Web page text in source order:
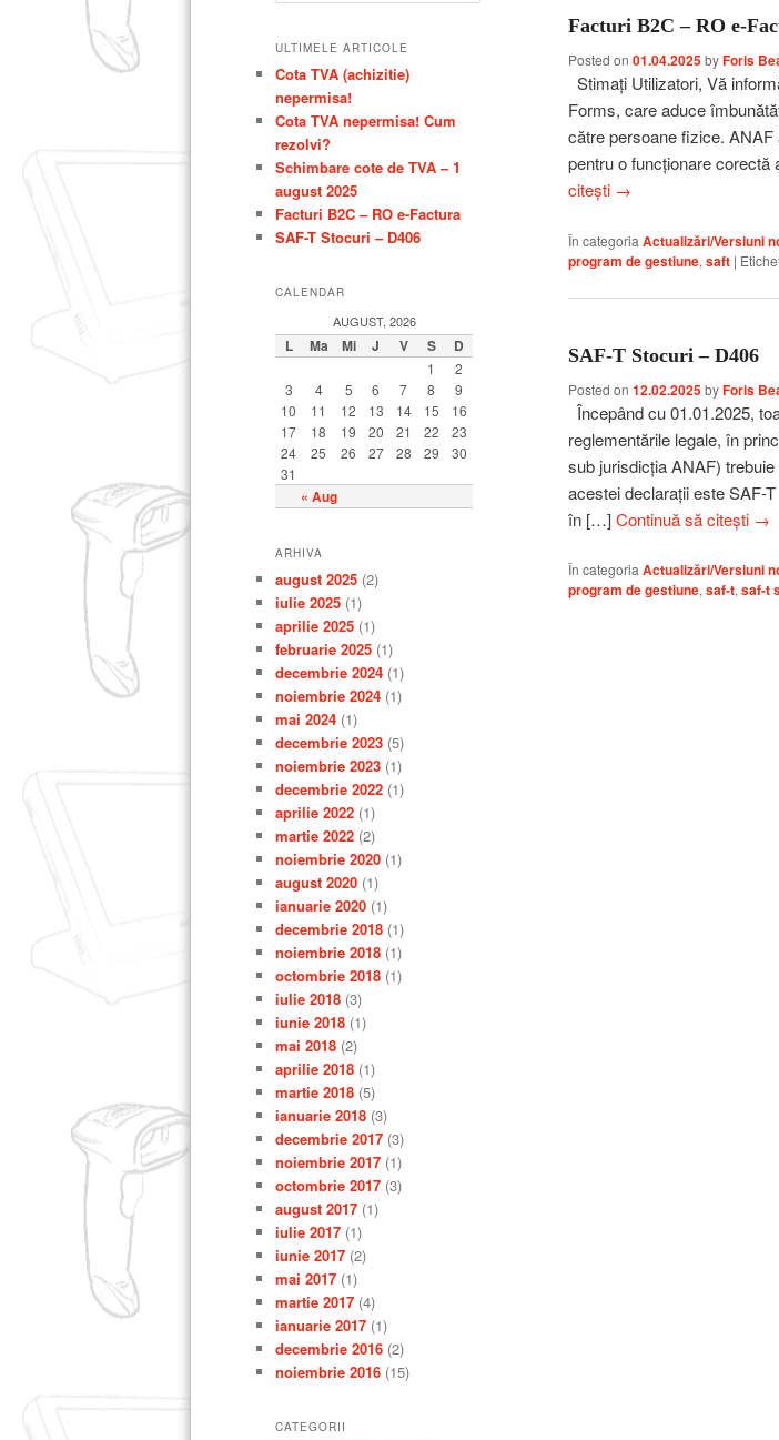
principal
secundar
Facturi B2C – RO e-
Posted on 01.04.2025byForis
Stimați Utilizatori, Vă
Forms, care aduce
către persoane fizice.
pentru o funcționare
citești →
În categoria Actualizări/Versiuni
program de gestiune, saft |
SAF-T Stocuri – D406
Posted on 12.02.2025byForis
Începând cu 01.01.2025,
reglementările legale, în
sub jurisdicția ANAF)
acestei declarații este SAF-
în […]Continuă să citești →
În categoria Actualizări/Versiuni
program de gestiune, saf-t, saf-t
tULTIMELE ARTICOLE
Cota TVA (achizitie)
nepermisa!
Cota TVA nepermisa! Cum
rezolvi?
Schimbare cote de TVA – 1
august 2025
Facturi B2C – RO e-Factura
SAF-T Stocuri – D406
CALENDAR
AUGUST, 2026
L Ma Mi J V S D
« Aug
1
2
3
4 5 6 7 8
9
10
11 12 13 14 15
16
17
18 19 20 21 22
23
24
25 26 27 28 29
30
31
ARHIVA
august 2025 (2)
iulie 2025 (1)
aprilie 2025 (1)
februarie 2025 (1)
decembrie 2024 (1)
noiembrie 2024 (1)
mai 2024 (1)
decembrie 2023 (5)
noiembrie 2023 (1)
decembrie 2022 (1)
aprilie 2022 (1)
martie 2022 (2)
noiembrie 2020 (1)
august 2020 (1)
ianuarie 2020 (1)
decembrie 2018 (1)
noiembrie 2018 (1)
octombrie 2018 (1)
iulie 2018 (3)
iunie 2018 (1)
mai 2018 (2)
aprilie 2018 (1)
martie 2018 (5)
ianuarie 2018 (3)
decembrie 2017 (3)
noiembrie 2017 (1)
octombrie 2017 (3)
august 2017 (1)
iulie 2017 (1)
iunie 2017 (2)
mai 2017 (1)
martie 2017 (4)
ianuarie 2017 (1)
decembrie 2016 (2)
noiembrie 2016 (15)
CATEGORII